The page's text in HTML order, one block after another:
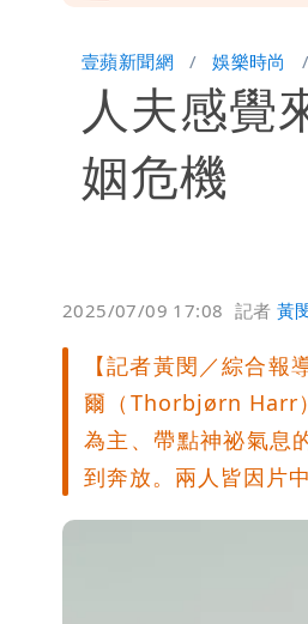
穿中國貨內褲
壹蘋新聞網 娛樂時尚
人夫感覺
姻危機
2025/07/09 17:08 記者黃
【記者黃閔／綜合
爾（Thorbjørn Harr
為主、帶點神祕氣息
到奔放。兩人皆因片